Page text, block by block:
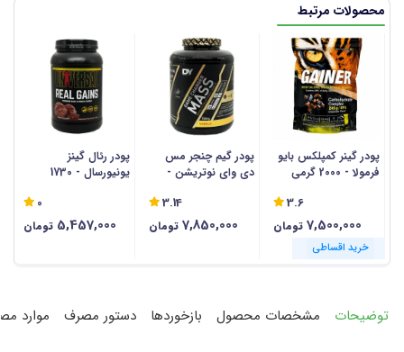
محصولات مرتبط
پودر گینر کمپلکس بایو
فرمولا - 2000 گرمی
3.6
7,500,000 تومان
خرید اقساطی
پودر گیم چنجر مس
دی وای نوتریشن -
3.14
7,850,000 تومان
خرید اقساطی
پودر رئال گینز
یونیورسال - 1730
0
5,457,000 تومان
خرید اقساطی
خرید اقساطی
خرید اقساطی
خرید اقساطی
خرید اقساطی
خرید اقساطی
خرید اقساطی
خرید اقساطی
خرید اقساطی
خرید اقساطی
توضیحات مشخصات محصول بازخوردها دستور مصرف موارد